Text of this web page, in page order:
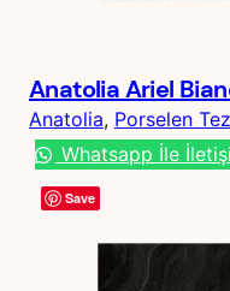
Anatolia Ariel
Anatolia, Porselen
Whatsapp İle
Save